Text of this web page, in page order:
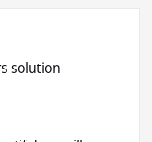
solution